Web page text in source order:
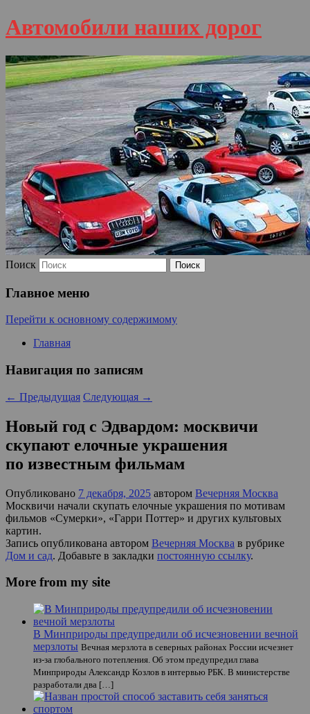
Автомобили наших дорог
Поиск
Главное меню
Перейти к основному содержимому
Главная
Навигация по записям
← Предыдущая Следующая →
Новый год с Эдвардом: москвичи
скупают елочные украшения
по известным фильмам
Опубликовано 7 декабря, 2025 автором Вечерняя Москва
Москвичи начали скупать елочные украшения по мотивам
фильмов «Сумерки», «Гарри Поттер» и других культовых
картин.
Запись опубликована автором Вечерняя Москва в рубрике
Дом и сад. Добавьте в закладки постоянную ссылку.
More from my site
В Минприроды предупредили об исчезновении вечной
мерзлоты Вечная мерзлота в северных районах России исчезнет
из-за глобального потепления. Об этом предупредил глава
Минприроды Александр Козлов в интервью РБК. В министерстве
разработали два […]